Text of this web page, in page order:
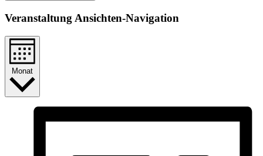
Veranstaltung Ansichten-Navigation
Monat